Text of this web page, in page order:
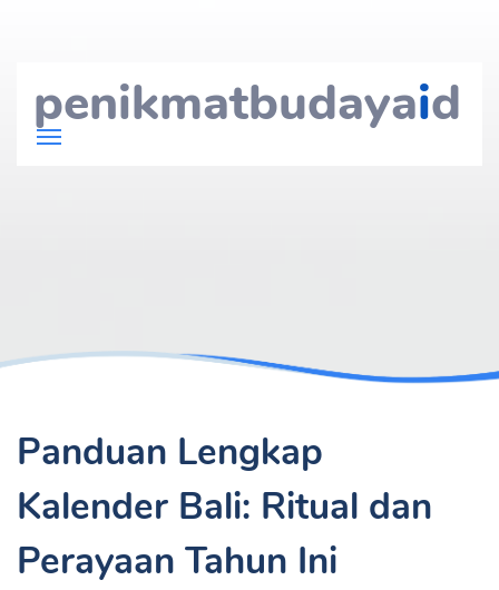
penikmatbudayaid
Panduan Lengkap
Kalender Bali: Ritual dan
Perayaan Tahun Ini